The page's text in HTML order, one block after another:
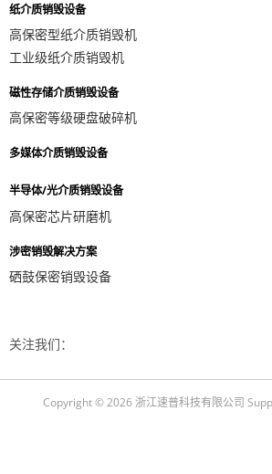
纸介质销毁设备
高保密型纸介质销毁机
工业级纸介质销毁机
磁性存储介质销毁设备
高保密等级硬盘破碎机
多媒体介质销毁设备
半导体/光介质销毁设备
高保密芯片研磨机
涉密销毁解决方案
硒鼓保密销毁设备
关注我们：
Copyright © 2026 浙江速普科技有限公司